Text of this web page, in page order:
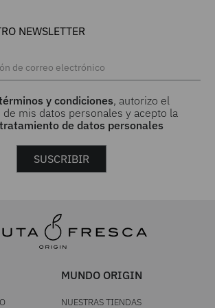
NEWSLETTER
y condiciones, autorizo el
mis datos personales y acepto la
de datos personales
SUSCRIBIR
MUNDO ORIGIN
NUESTRAS TIENDAS